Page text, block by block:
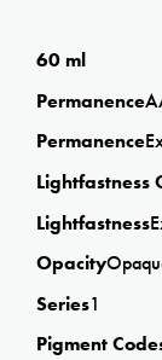
60 ml
Permanence
Permanence
Lightfastness
Lightfastness
Opacity
Series1
Pigment